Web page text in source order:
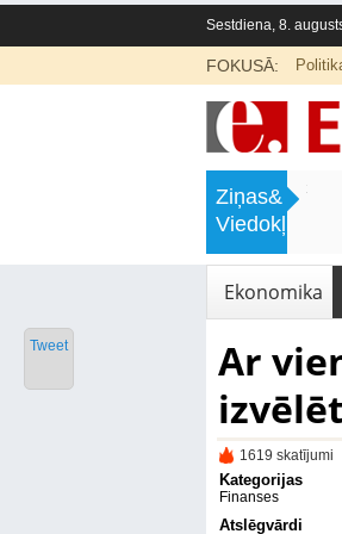
Sestdiena, 8.
FOKUSĀ:
Ziņas&
Viedokļi
Labklājības ministrija rosina reformēt
un būtiski uzlabot vecāku pabalstu
Ekonomika
Ar
1619 skatījumi
Kategorijas
Finanses
Atslēgvārdi
Tweet